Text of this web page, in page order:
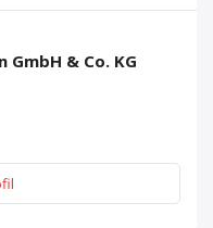
GmbH & Co. KG